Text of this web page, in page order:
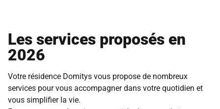
Les services proposés en
2026
Votre résidence Domitys vous propose de nombreux
services pour vous accompagner dans votre quotidien et
vous simplifier la vie.